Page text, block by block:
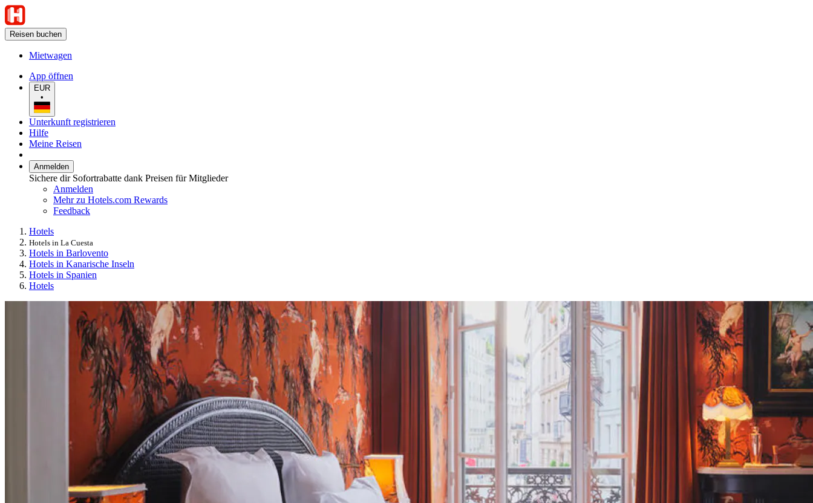
Reisen buchen
Mietwagen
App öffnen
EUR
•
Unterkunft registrieren
Hilfe
Meine Reisen
Anmelden
Sichere dir Sofortrabatte dank Preisen für Mitglieder
Anmelden
Mehr zu Hotels.com Rewards
Feedback
Hotels
Hotels in La Cuesta
Hotels in Barlovento
Hotels in Kanarische Inseln
Hotels in Spanien
Hotels